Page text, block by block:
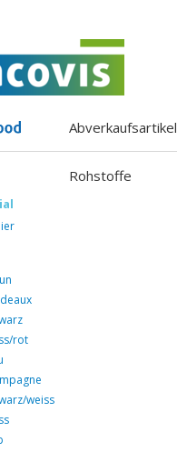
Abverkaufsartikel
Rohstoffe
Servietten und Tableware
rot
weiss